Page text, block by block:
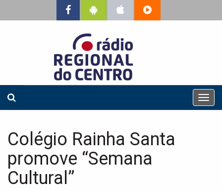
T
o
Colégio Rainha Santa
promove “Semana
Cultural”